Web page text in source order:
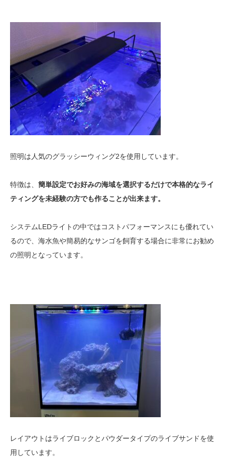
照明は人気のグラッシーウィング2を使用しています。
特徴は、 簡単設定でお好みの海域を選択するだけで本格的なライ
ティングを未経験の方でも作ることが出来ます。
システムLEDライトの中ではコストパフォーマンスにも優れてい
るので、海水魚や簡易的なサンゴを飼育する場合に非常にお勧め
の照明となっています。
レイアウトはライブロックとパウダータイプのライブサンドを使
用しています。